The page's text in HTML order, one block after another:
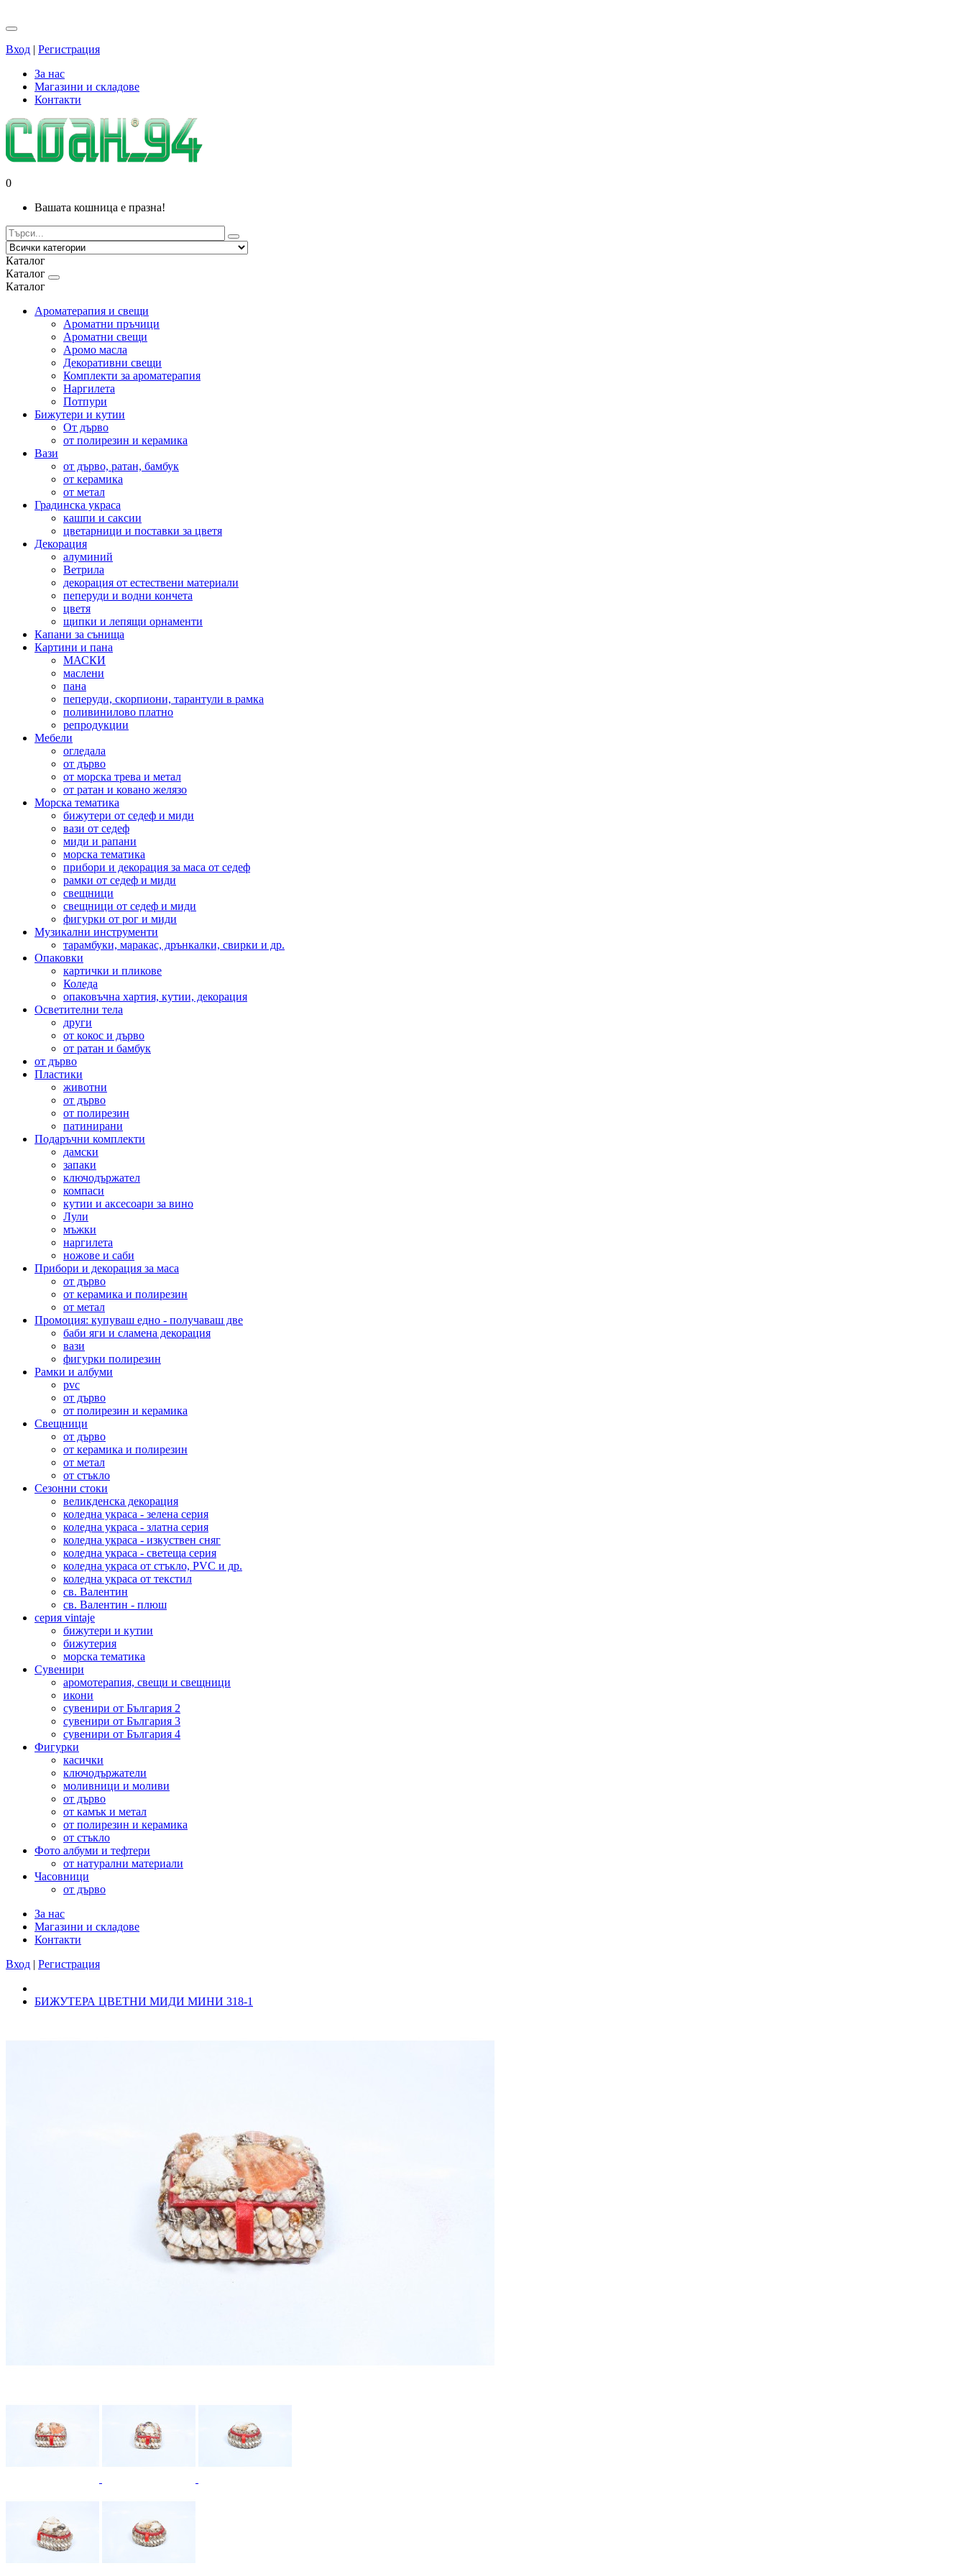
Вход | Регистрация
За нас
Магазини и складове
Контакти
0
Вашата кошница е празна!
Каталог
Каталог
Каталог
Ароматерапия и свещи
Ароматни пръчици
Ароматни свещи
Аромо масла
Декоративни свещи
Комплекти за ароматерапия
Наргилета
Потпури
Бижутери и кутии
От дърво
от полирезин и керамика
Вази
от дърво, ратан, бамбук
от керамика
от метал
Градинска украса
кашпи и саксии
цветарници и поставки за цветя
Декорация
алуминий
Ветрила
декорация от естествени материали
пеперуди и водни кончета
цветя
щипки и лепящи орнаменти
Капани за сънища
Картини и пана
МАСКИ
маслени
пана
пеперуди, скорпиони, тарантули в рамка
поливинилово платно
репродукции
Мебели
огледала
от дърво
от морска трева и метал
от ратан и ковано желязо
Морска тематика
бижутери от седеф и миди
вази от седеф
миди и рапани
морска тематика
прибори и декорация за маса от седеф
рамки от седеф и миди
свещници
свещници от седеф и миди
фигурки от рог и миди
Музикални инструменти
тарамбуки, маракас, дрънкалки, свирки и др.
Опаковки
картички и пликове
Коледа
опаковъчна хартия, кутии, декорация
Осветителни тела
други
от кокос и дърво
от ратан и бамбук
от дърво
Пластики
животни
от дърво
от полирезин
патинирани
Подаръчни комплекти
дамски
запаки
ключодържател
компаси
кутии и аксесоари за вино
Лули
мъжки
наргилета
ножове и саби
Прибори и декорация за маса
от дърво
от керамика и полирезин
от метал
Промоция: купуваш едно - получаваш две
баби яги и сламена декорация
вази
фигурки полирезин
Рамки и албуми
pvc
от дърво
от полирезин и керамика
Свещници
от дърво
от керамика и полирезин
от метал
от стъкло
Сезонни стоки
великденска декорация
коледна украса - зелена серия
коледна украса - златна серия
коледна украса - изкуствен сняг
коледна украса - светеща серия
коледна украса от стъкло, PVC и др.
коледна украса от текстил
св. Валентин
св. Валентин - плюш
серия vintaje
бижутери и кутии
бижутерия
морска тематика
Сувенири
аромотерапия, свещи и свещници
икони
сувенири от България 2
сувенири от България 3
сувенири от България 4
Фигурки
касички
ключодържатели
моливници и моливи
от дърво
от камък и метал
от полирезин и керамика
от стъкло
Фото албуми и тефтери
от натурални материали
Часовници
от дърво
За нас
Магазини и складове
Контакти
Вход | Регистрация
БИЖУТЕРА ЦВЕТНИ МИДИ МИНИ 318-1